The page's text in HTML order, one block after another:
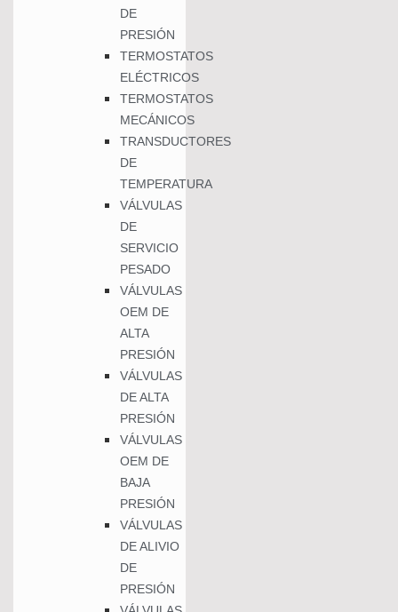
DE
PRESIÓN
TERMOSTATOS
ELÉCTRICOS
TERMOSTATOS
MECÁNICOS
TRANSDUCTORES
DE
TEMPERATURA
VÁLVULAS
DE
SERVICIO
PESADO
VÁLVULAS
OEM DE
ALTA
PRESIÓN
VÁLVULAS
DE ALTA
PRESIÓN
VÁLVULAS
OEM DE
BAJA
PRESIÓN
VÁLVULAS
DE ALIVIO
DE
PRESIÓN